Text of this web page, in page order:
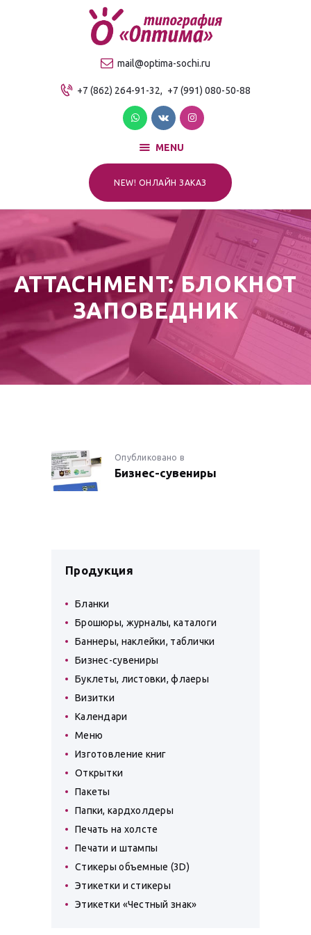
mail@optima-sochi.ru
+7 (862) 264-91-32, +7 (991) 080-50-88
MENU
NEW! ОНЛАЙН ЗАКАЗ
ATTACHMENT: БЛОКНОТ
ЗАПОВЕДНИК
Качественная типография в Сочи
О компании
Продукция
Услуги
Прайс-лист
Для клиентов
НАВИГАЦИЯ
ПО
Опубликовано вПредыдущая
запись:
Бизнес-сувениры
Продукция
Бланки
Брошюры, журналы, каталоги
Баннеры, наклейки, таблички
Бизнес-сувениры
Буклеты, листовки, флаеры
Визитки
Календари
Меню
Изготовление книг
Открытки
Пакеты
Папки, кардхолдеры
Печать на холсте
Печати и штампы
Стикеры объемные (3D)
Этикетки и стикеры
Этикетки «Честный знак»